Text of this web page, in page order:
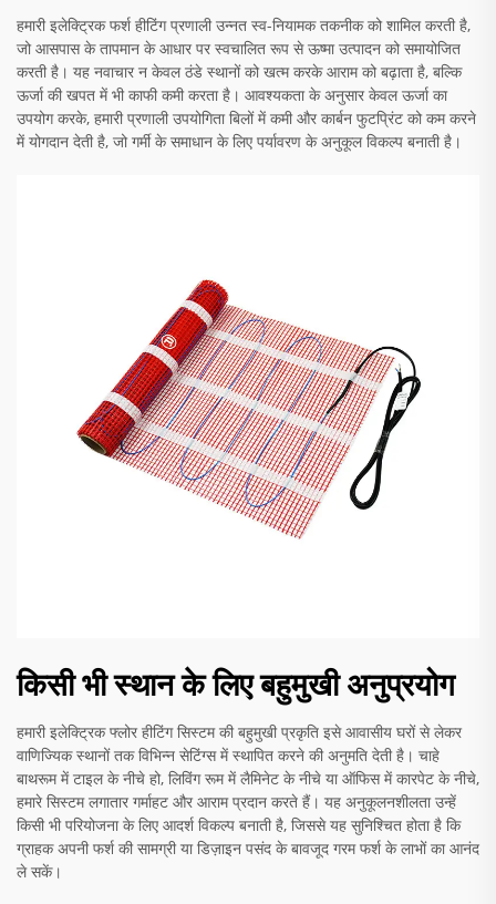
हमारी इलेक्ट्रिक फर्श हीटिंग प्रणाली उन्नत स्व-नियामक तकनीक को शामिल करती है,
जो आसपास के तापमान के आधार पर स्वचालित रूप से ऊष्मा उत्पादन को समायोजित
करती है। यह नवाचार न केवल ठंडे स्थानों को खत्म करके आराम को बढ़ाता है, बल्कि
ऊर्जा की खपत में भी काफी कमी करता है। आवश्यकता के अनुसार केवल ऊर्जा का
उपयोग करके, हमारी प्रणाली उपयोगिता बिलों में कमी और कार्बन फुटप्रिंट को कम करने
में योगदान देती है, जो गर्मी के समाधान के लिए पर्यावरण के अनुकूल विकल्प बनाती है।
किसी भी स्थान के लिए बहुमुखी अनुप्रयोग
हमारी इलेक्ट्रिक फ्लोर हीटिंग सिस्टम की बहुमुखी प्रकृति इसे आवासीय घरों से लेकर
वाणिज्यिक स्थानों तक विभिन्न सेटिंग्स में स्थापित करने की अनुमति देती है। चाहे
बाथरूम में टाइल के नीचे हो, लिविंग रूम में लैमिनेट के नीचे या ऑफिस में कारपेट के नीचे,
हमारे सिस्टम लगातार गर्माहट और आराम प्रदान करते हैं। यह अनुकूलनशीलता उन्हें
किसी भी परियोजना के लिए आदर्श विकल्प बनाती है, जिससे यह सुनिश्चित होता है कि
ग्राहक अपनी फर्श की सामग्री या डिज़ाइन पसंद के बावजूद गरम फर्श के लाभों का आनंद
ले सकें।